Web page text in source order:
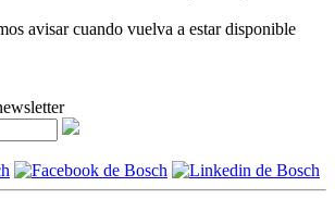
avisar cuando vuelva a estar disponible